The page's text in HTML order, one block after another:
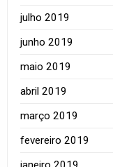
julho 2019
junho 2019
maio 2019
abril 2019
março 2019
fevereiro 2019